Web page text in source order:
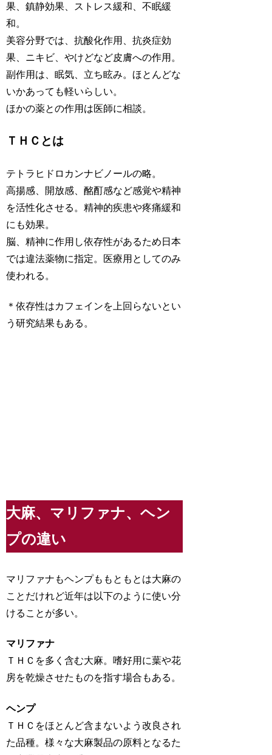
果、鎮静効果、ストレス緩和、不眠緩
和。
美容分野では、抗酸化作用、抗炎症効
果、ニキビ、やけどなど皮膚への作用。
副作用は、眠気、立ち眩み。ほとんどな
いかあっても軽いらしい。
ほかの薬との作用は医師に相談。
ＴＨＣとは
テトラヒドロカンナビノールの略。
高揚感、開放感、酩酊感など感覚や精神
を活性化させる。精神的疾患や疼痛緩和
にも効果。
脳、精神に作用し依存性があるため日本
では違法薬物に指定。医療用としてのみ
使われる。
＊依存性はカフェインを上回らないとい
う研究結果もある。
大麻、マリファナ、ヘン
プの違い
マリファナもヘンプももともとは大麻の
ことだけれど近年は以下のように使い分
けることが多い。
マリファナ
ＴＨＣを多く含む大麻。嗜好用に葉や花
房を乾燥させたものを指す場合もある。
ヘンプ
ＴＨＣをほとんど含まないよう改良され
た品種。様々な大麻製品の原料となるた